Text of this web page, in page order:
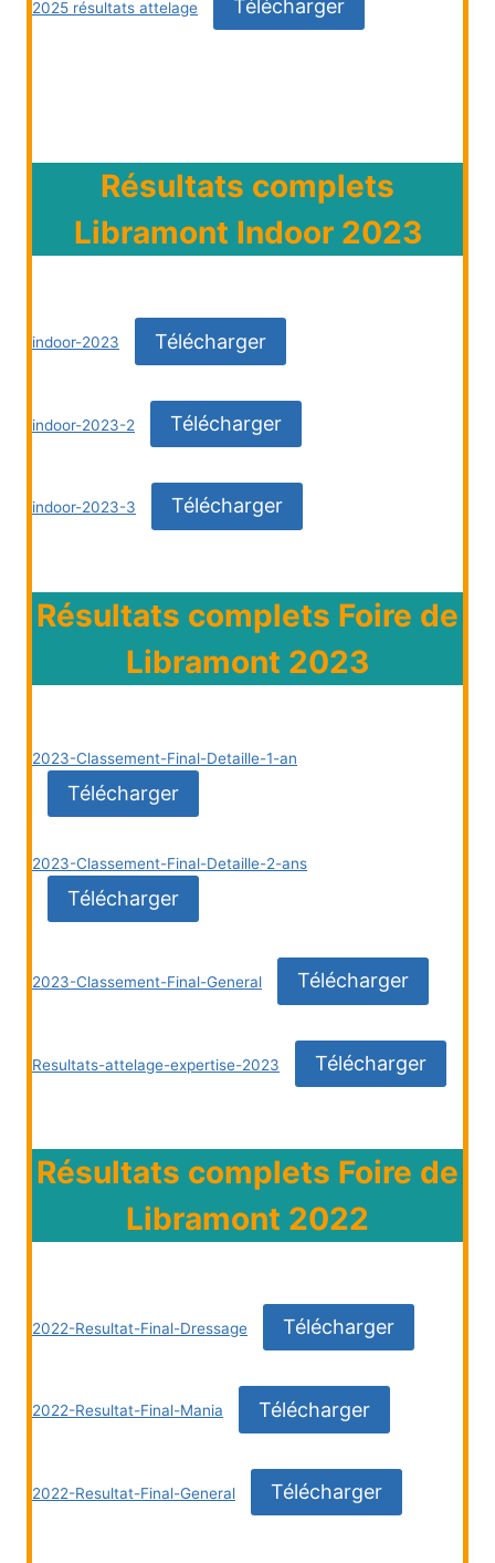
2025 résultats attelage Télécharger
Résultats complets
Libramont Indoor 2023
indoor-2023 Télécharger
indoor-2023-2 Télécharger
indoor-2023-3 Télécharger
Résultats complets Foire de
Libramont 2023
2023-Classement-Final-Detaille-1-an
Télécharger
2023-Classement-Final-Detaille-2-ans
Télécharger
2023-Classement-Final-General Télécharger
Resultats-attelage-expertise-2023 Télécharger
Résultats complets Foire de
Libramont 2022
2022-Resultat-Final-Dressage Télécharger
2022-Resultat-Final-Mania Télécharger
2022-Resultat-Final-General Télécharger